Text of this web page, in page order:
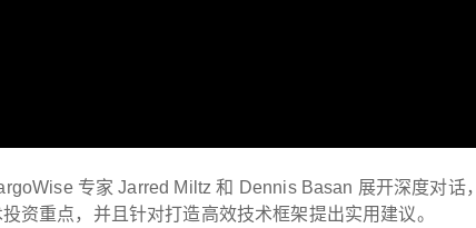
专家 Jarred Miltz 和 Dennis Basan 展开深度对话，
资重点，并且针对打造高效技术框架提出实用建议。